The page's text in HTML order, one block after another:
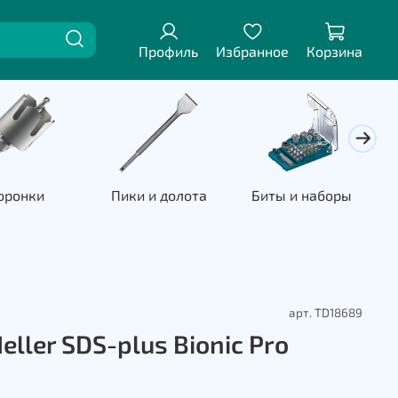
Профиль Избранное Корзина
Пики и долота Биты и наборы
арт. TD18689
SDS-plus Bionic Pro